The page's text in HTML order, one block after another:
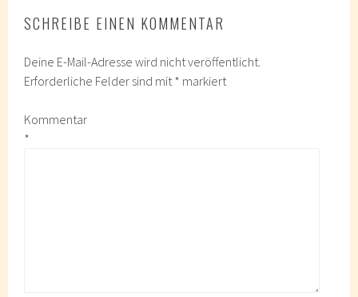
SCHREIBE EINEN KOMMENTAR
Deine E-Mail-Adresse wird nicht veröffentlicht.
Erforderliche Felder sind mit * markiert
Kommentar
*